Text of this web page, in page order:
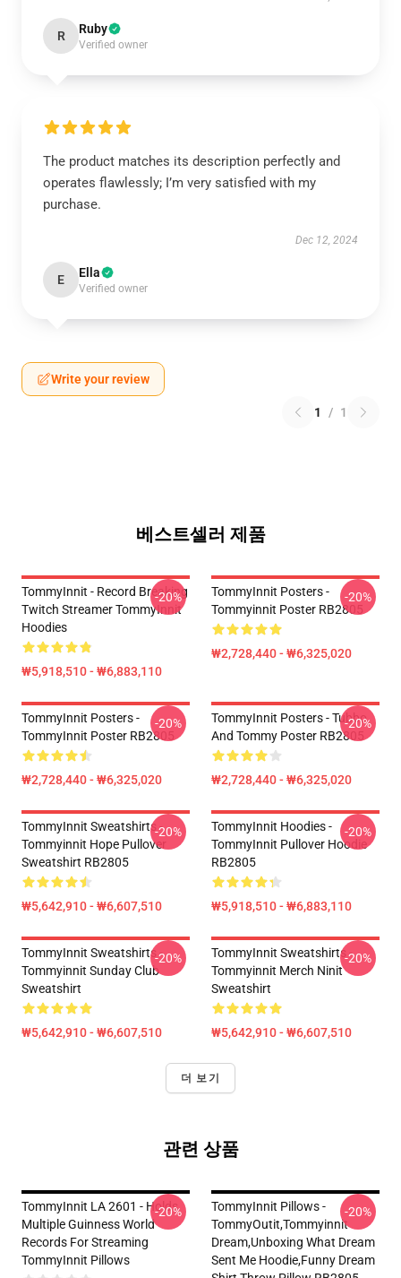
R Ruby
Verified owner
The product matches its description perfectly and
operates flawlessly; I’m very satisfied with my
purchase.
Dec 12, 2024
E Ella
Verified owner
Write your review
1 / 1
베스트셀러 제품
TommyInnit - Record Breaking
Twitch Streamer TommyInnit
Hoodies
₩5,918,510 - ₩6,883,110
-20%
TommyInnit Posters -
Tommyinnit Poster RB2805
₩2,728,440 - ₩6,325,020
-20%
TommyInnit Posters -
TommyInnit Poster RB2805
₩2,728,440 - ₩6,325,020
-20%
TommyInnit Posters - Tubbo
And Tommy Poster RB2805
₩2,728,440 - ₩6,325,020
-20%
TommyInnit Sweatshirts -
Tommyinnit Hope Pullover
Sweatshirt RB2805
₩5,642,910 - ₩6,607,510
-20%
TommyInnit Hoodies -
TommyInnit Pullover Hoodie
RB2805
₩5,918,510 - ₩6,883,110
-20%
TommyInnit Sweatshirts -
Tommyinnit Sunday Club
Sweatshirt
₩5,642,910 - ₩6,607,510
-20%
TommyInnit Sweatshirts -
Tommyinnit Merch Ninit
Sweatshirt
₩5,642,910 - ₩6,607,510
-20%
더 보기
관련 상품
TommyInnit LA 2601 - Holds
Multiple Guinness World
Records For Streaming
TommyInnit Pillows
-20%
TommyInnit Pillows -
TommyOutit,Tommyinnit
Dream,Unboxing What Dream
Sent Me Hoodie,funny Dream
-20%